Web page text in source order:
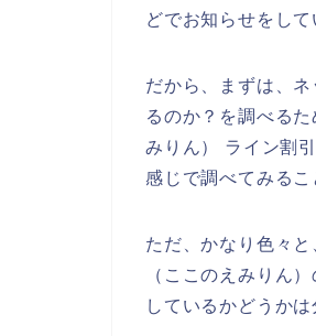
どでお知らせをし
だから、まずは、
るのか？を調べる
みりん） ライン割
感じで調べてみるこ
ただ、かなり色々
（ここのえみりん
しているかどうかは